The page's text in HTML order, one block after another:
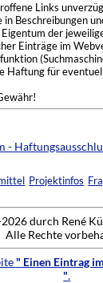
Links
in Beschreibungen
der
Einträge im
Haftung für
-
Projektinfos
durch René
Alle Rechte
" Einen Eintrag
".